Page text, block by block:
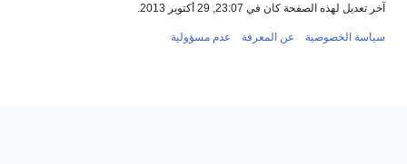
آخر تعديل لهذه الصفحة كان في 23:07, 29 أكتوبر 2013.
سياسة الخصوصية عن المعرفة عدم مسؤولية